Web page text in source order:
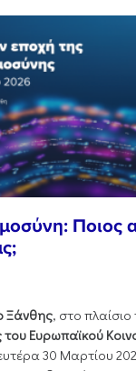
Ποιος
Ξάνθης, στο
του Ευρωπαϊκού
30 Μαρτίου